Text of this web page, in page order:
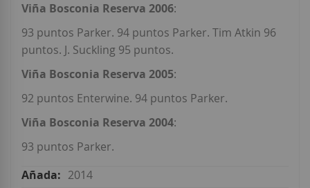
Viña Bosconia Reserva 2006:
93 puntos Parker. 94 puntos Parker. Tim Atkin 96
puntos. J. Suckling 95 puntos.
Viña Bosconia Reserva 2005:
92 puntos Enterwine. 94 puntos Parker.
Viña Bosconia Reserva 2004:
93 puntos Parker.
2014